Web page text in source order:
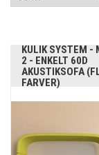
KULIK SYSTEM -
2 - ENKELT 60D
AKUSTIKSOFA
FARVER)